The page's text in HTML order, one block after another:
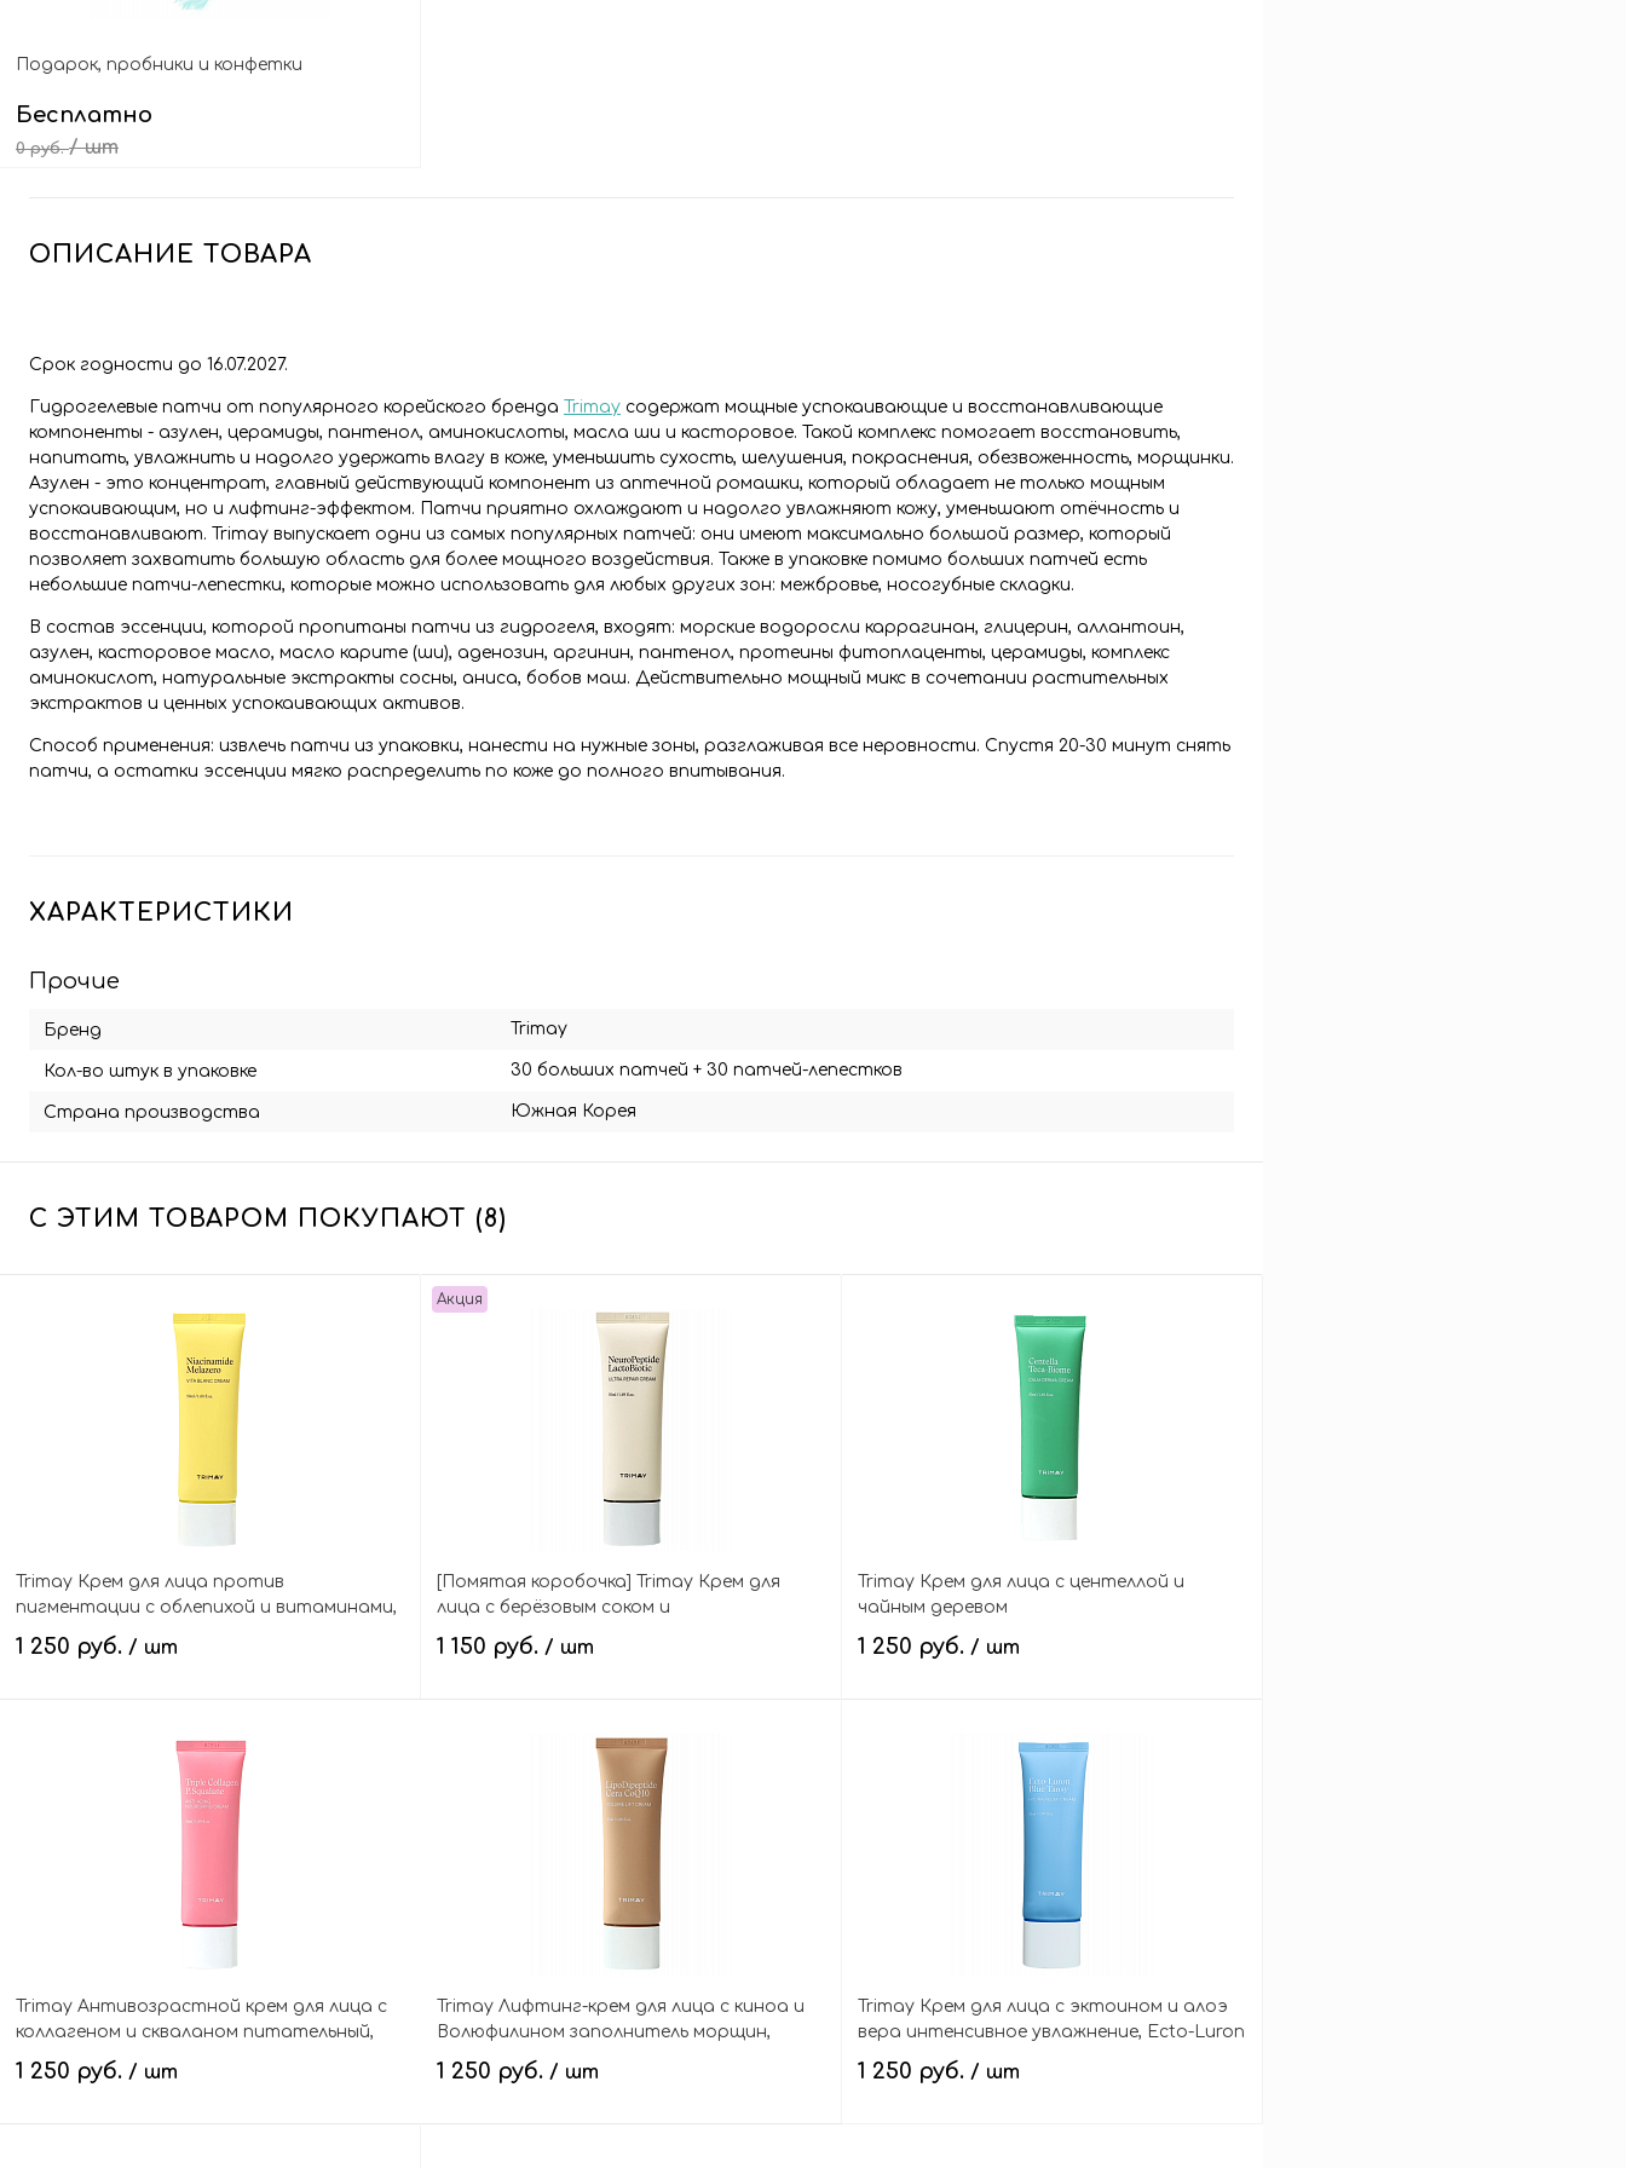
Подарок, пробники и конфетки
Бесплатно
0 руб./ шт
ОПИСАНИЕ ТОВАРА
Cрок годности до 16.07.2027.
Гидрогелевые патчи от популярного корейского бренда Trimay содержат мощные успокаивающие и восстанавливающие
компоненты - азулен, церамиды, пантенол, аминокислоты, масла ши и касторовое. Такой комплекс помогает восстановить,
напитать, увлажнить и надолго удержать влагу в коже, уменьшить сухость, шелушения, покраснения, обезвоженность, морщинки.
Азулен - это концентрат, главный действующий компонент из аптечной ромашки, который обладает не только мощным
успокаивающим, но и лифтинг-эффектом. Патчи приятно охлаждают и надолго увлажняют кожу, уменьшают отёчность и
восстанавливают. Trimay выпускает одни из самых популярных патчей: они имеют максимально большой размер, который
позволяет захватить большую область для более мощного воздействия. Также в упаковке помимо больших патчей есть
небольшие патчи-лепестки, которые можно использовать для любых других зон: межбровье, носогубные складки.
В состав эссенции, которой пропитаны патчи из гидрогеля, входят: морские водоросли каррагинан, глицерин, аллантоин,
азулен, касторовое масло, масло карите (ши), аденозин, аргинин, пантенол, протеины фитоплаценты, церамиды, комплекс
аминокислот, натуральные экстракты сосны, аниса, бобов маш. Действительно мощный микс в сочетании растительных
экстрактов и ценных успокаивающих активов.
Способ применения: извлечь патчи из упаковки, нанести на нужные зоны, разглаживая все неровности. Спустя 20-30 минут снять
патчи, а остатки эссенции мягко распределить по коже до полного впитывания.
ХАРАКТЕРИСТИКИ
Прочие
Бренд Trimay
Кол-во штук в упаковке 30 больших патчей + 30 патчей-лепестков
Страна производства Южная Корея
С ЭТИМ ТОВАРОМ ПОКУПАЮТ (8)
Trimay Крем для лица против
пигментации с облепихой и витаминами,
Niacinamide Melazero Vita Blanc Cream
1 250 руб. / шт
В корзину
Акция
[Помятая коробочка] Trimay Крем для
лица с берёзовым соком и
нейропептидами восстанавливающий,
NeuroPeptide LactoBiotic Ultra Repair
1 150 руб. / шт
В корзину
Trimay Крем для лица с центеллой и
чайным деревом
противовоспалительный, Centella Teca-
Biome Calm Derma Cream
1 250 руб. / шт
В корзину
Trimay Антивозрастной крем для лица с
коллагеном и скваланом питательный,
Triple Collagen P.Squalane Anti-Aging
Nourishing Cream
1 250 руб. / шт
Trimay Лифтинг-крем для лица с киноа и
Волюфилином заполнитель морщин,
LipodiPeptide Cera CoQ10 Volume Lift Cream
1 250 руб. / шт
Trimay Крем для лица с эктоином и алоэ
вера интенсивное увлажнение, Ecto-Luron
Blue Tansy Hydra Relief Cream
1 250 руб. / шт